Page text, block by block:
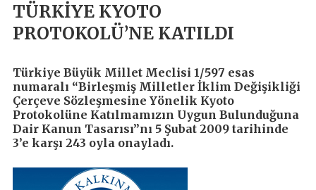
TÜRKİYE KYOTO
PROTOKOLÜ’NE KATILDI
Türkiye Büyük Millet Meclisi 1/597 esas
numaralı “Birleşmiş Milletler İklim Değişikliği
Çerçeve Sözleşmesine Yönelik Kyoto
Protokolüne Katılmamızın Uygun Bulunduğuna
Dair Kanun Tasarısı”nı 5 Şubat 2009 tarihinde
3’e karşı 243 oyla onayladı.